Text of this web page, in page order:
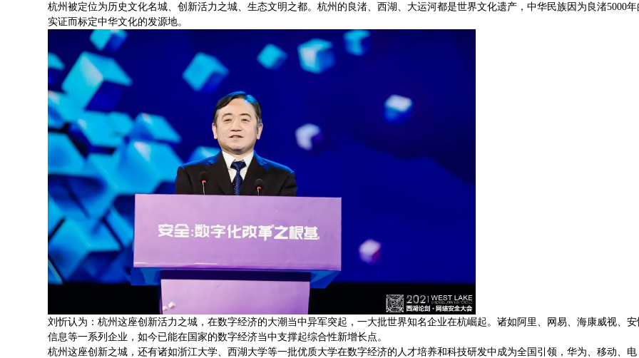
杭州被定位为历史文化名城、创新活力之城、生态文明之都。杭州的良渚、西湖、大运河都是世界文化遗产，中华民族因为良渚5000年
实证而标定中华文化的发源地。
刘忻认为：杭州这座创新活力之城，在数字经济的大潮当中异军突起，一大批世界知名企业在杭崛起。诸如阿里、网易、海康威视、安
信息等一系列企业，如今已能在国家的数字经济当中支撑起综合性新增长点。
杭州这座创新之城，还有诸如浙江大学、西湖大学等一批优质大学在数字经济的人才培养和科技研发中成为全国引领，华为、移动、电